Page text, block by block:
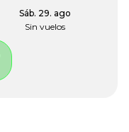
Sáb. 29. ago
Sin vuelos